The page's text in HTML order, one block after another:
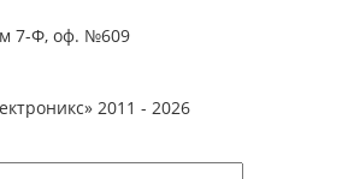
7-Ф, оф. №609
2011 - 2026